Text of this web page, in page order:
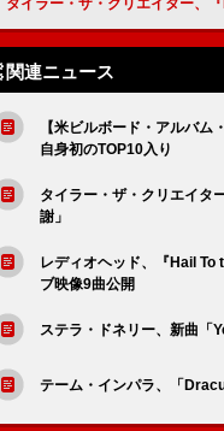
タイラー・ザ・クリエイター、『Marty Supreme』サプライズ上映で
関連ニュース
【米ビルボード・アルバ
自身初のTOP10入り
タイラー・ザ・クリエイタ
謝」
レディオヘッド、『Hail
ブ映像9曲公開
ステラ・ドネリー、新曲「
テーム・インパラ、「